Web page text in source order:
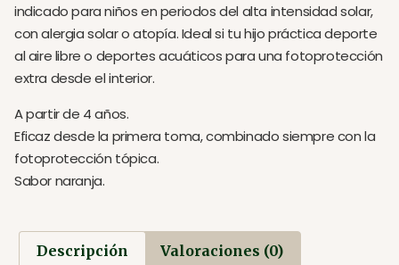
indicado para niños en periodos del alta intensidad solar,
con alergia solar o atopía. Ideal si tu hijo práctica deporte
al aire libre o deportes acuáticos para una fotoprotección
extra desde el interior.
A partir de 4 años.
Eficaz desde la primera toma, combinado siempre con la
fotoprotección tópica.
Sabor naranja.
Descripción Valoraciones (0)